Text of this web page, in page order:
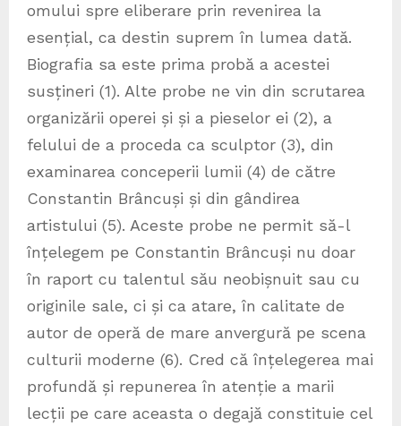
omului spre eliberare prin revenirea la
esențial, ca destin suprem în lumea dată.
Biografia sa este prima probă a acestei
susțineri (1). Alte probe ne vin din scrutarea
organizării operei și și a pieselor ei (2), a
felului de a proceda ca sculptor (3), din
examinarea conceperii lumii (4) de către
Constantin Brâncuși și din gândirea
artistului (5). Aceste probe ne permit să-l
înțelegem pe Constantin Brâncuși nu doar
în raport cu talentul său neobișnuit sau cu
originile sale, ci și ca atare, în calitate de
autor de operă de mare anvergură pe scena
culturii moderne (6). Cred că înțelegerea mai
profundă și repunerea în atenție a marii
lecții pe care aceasta o degajă constituie cel